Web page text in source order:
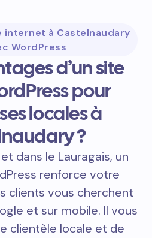
internet à Castelnaudary
WordPress
d’un site
pour
locales à
?
dans le Lauragais, un
renforce votre
clients vous cherchent
et sur mobile. Il vous
clientèle locale et de